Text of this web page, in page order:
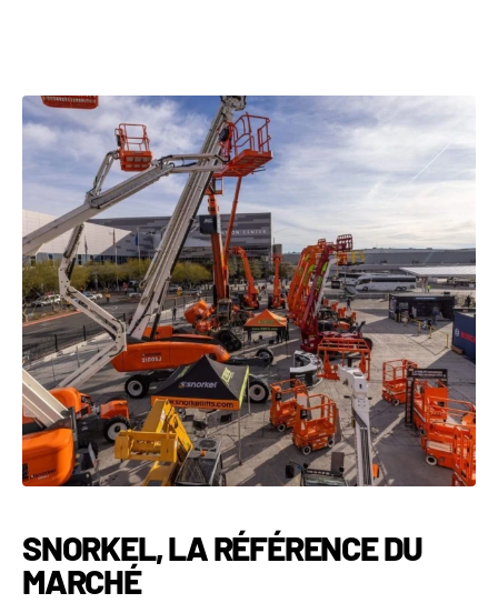
SNORKEL, LA RÉFÉRENCE DU
MARCHÉ